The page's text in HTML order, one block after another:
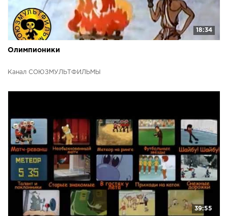
18:34
Олимпионики
Канал СОЮЗМУЛЬТФИЛЬМЫ
39:55